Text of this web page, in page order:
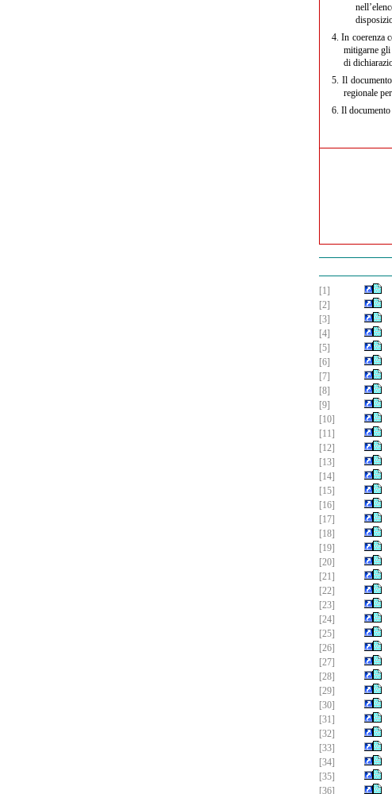
4. In coerenza
mitigarne gli
di
5. Il
regionale
6. Il documento
[1]
[2]
[3]
[4]
[5]
[6]
[7]
[8]
[9]
[10]
[11]
[12]
[13]
[14]
[15]
[16]
[17]
[18]
[19]
[20]
[21]
[22]
[23]
[24]
[25]
[26]
[27]
[28]
[29]
[30]
[31]
[32]
[33]
[34]
[35]
[36]